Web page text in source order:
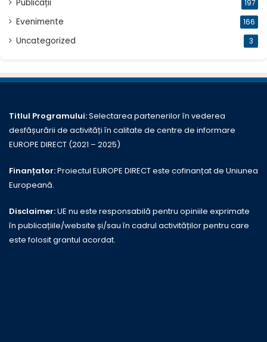
Publicații 197
Evenimente 166
Uncategorized 3
Titlul Programului:Selectarea partenerilor în vederea
desfășurării de activități în calitate de centre de informare
EUROPE DIRECT (2021 – 2025)
Finanțator:Proiectul EUROPE DIRECT este cofinanțat de Uniunea
Europeană.
Disclaimer:UE nu este responsabilă pentru opiniile exprimate
în publicațiile/website și/sau în cadrul activităților pentru care
este folosit grantul acordat.